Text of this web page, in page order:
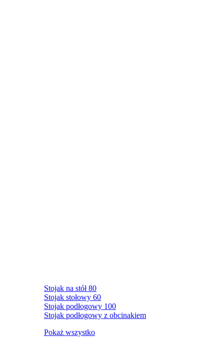
Stojak na stół 80
Stojak stołowy 60
Stojak podłogowy 100
Stojak podłogowy z obcinakiem
Pokaż wszystko